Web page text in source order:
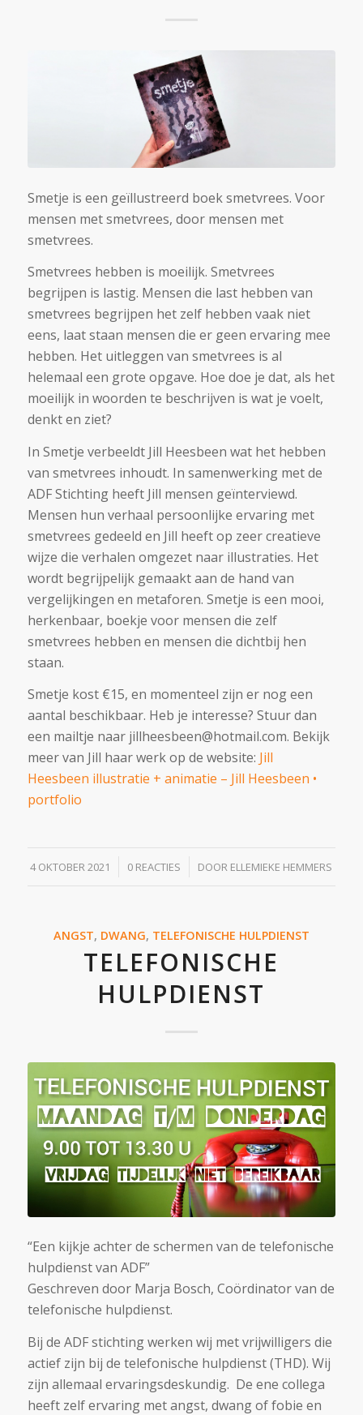
Smetje is een geïllustreerd boek smetvrees. Voor
mensen met smetvrees, door mensen met
smetvrees.
Smetvrees hebben is moeilijk. Smetvrees
begrijpen is lastig. Mensen die last hebben van
smetvrees begrijpen het zelf hebben vaak niet
eens, laat staan mensen die er geen ervaring mee
hebben. Het uitleggen van smetvrees is al
helemaal een grote opgave. Hoe doe je dat, als het
moeilijk in woorden te beschrijven is wat je voelt,
denkt en ziet?
In Smetje verbeeldt Jill Heesbeen wat het hebben
van smetvrees inhoudt. In samenwerking met de
ADF Stichting heeft Jill mensen geïnterviewd.
Mensen hun verhaal persoonlijke ervaring met
smetvrees gedeeld en Jill heeft op zeer creatieve
wijze die verhalen omgezet naar illustraties. Het
wordt begrijpelijk gemaakt aan de hand van
vergelijkingen en metaforen. Smetje is een mooi,
herkenbaar, boekje voor mensen die zelf
smetvrees hebben en mensen die dichtbij hen
staan.
Smetje kost €15, en momenteel zijn er nog een
aantal beschikbaar. Heb je interesse? Stuur dan
een mailtje naar jillheesbeen@hotmail.com. Bekijk
meer van Jill haar werk op de website: Jill
Heesbeen illustratie + animatie – Jill Heesbeen •
portfolio
4 OKTOBER 2021
/ 0 REACTIES
/ DOOR ELLEMIEKE HEMMERS
ANGST, DWANG, TELEFONISCHE HULPDIENST
TELEFONISCHE
HULPDIENST
“Een kijkje achter de schermen van de telefonische
hulpdienst van ADF”
Geschreven door Marja Bosch, Coördinator van de
telefonische hulpdienst.
Bij de ADF stichting werken wij met vrijwilligers die
actief zijn bij de telefonische hulpdienst (THD). Wij
zijn allemaal ervaringsdeskundig. De ene collega
heeft zelf ervaring met angst, dwang of fobie en